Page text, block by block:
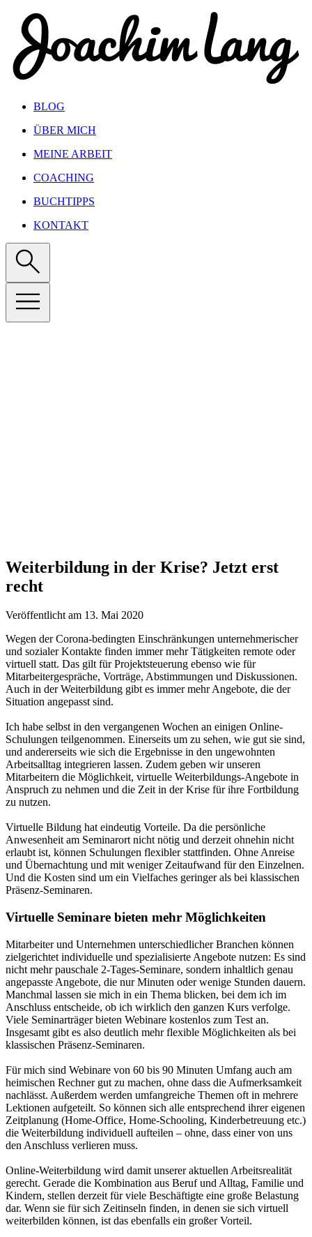
BLOG
ÜBER MICH
MEINE ARBEIT
COACHING
BUCHTIPPS
KONTAKT
Weiterbildung in der Krise? Jetzt erst
recht
Veröffentlicht am 13. Mai 2020
Wegen der Corona-bedingten Einschränkungen unternehmerischer
und sozialer Kontakte finden immer mehr Tätigkeiten remote oder
virtuell statt. Das gilt für Projektsteuerung ebenso wie für
Mitarbeitergespräche, Vorträge, Abstimmungen und Diskussionen.
Auch in der Weiterbildung gibt es immer mehr Angebote, die der
Situation angepasst sind.
Ich habe selbst in den vergangenen Wochen an einigen Online-
Schulungen teilgenommen. Einerseits um zu sehen, wie gut sie sind,
und andererseits wie sich die Ergebnisse in den ungewohnten
Arbeitsalltag integrieren lassen. Zudem geben wir unseren
Mitarbeitern die Möglichkeit, virtuelle Weiterbildungs-Angebote in
Anspruch zu nehmen und die Zeit in der Krise für ihre Fortbildung
zu nutzen.
Virtuelle Bildung hat eindeutig Vorteile. Da die persönliche
Anwesenheit am Seminarort nicht nötig und derzeit ohnehin nicht
erlaubt ist, können Schulungen flexibler stattfinden. Ohne Anreise
und Übernachtung und mit weniger Zeitaufwand für den Einzelnen.
Und die Kosten sind um ein Vielfaches geringer als bei klassischen
Präsenz-Seminaren.
Virtuelle Seminare bieten mehr Möglichkeiten
Mitarbeiter und Unternehmen unterschiedlicher Branchen können
zielgerichtet individuelle und spezialisierte Angebote nutzen: Es sind
nicht mehr pauschale 2-Tages-Seminare, sondern inhaltlich genau
angepasste Angebote, die nur Minuten oder wenige Stunden dauern.
Manchmal lassen sie mich in ein Thema blicken, bei dem ich im
Anschluss entscheide, ob ich wirklich den ganzen Kurs verfolge.
Viele Seminarträger bieten Webinare kostenlos zum Test an.
Insgesamt gibt es also deutlich mehr flexible Möglichkeiten als bei
klassischen Präsenz-Seminaren.
Für mich sind Webinare von 60 bis 90 Minuten Umfang auch am
heimischen Rechner gut zu machen, ohne dass die Aufmerksamkeit
nachlässt. Außerdem werden umfangreiche Themen oft in mehrere
Lektionen aufgeteilt. So können sich alle entsprechend ihrer eigenen
Zeitplanung (Home-Office, Home-Schooling, Kinderbetreuung etc.)
die Weiterbildung individuell aufteilen – ohne, dass einer von uns
den Anschluss verlieren muss.
Online-Weiterbildung wird damit unserer aktuellen Arbeitsrealität
gerecht. Gerade die Kombination aus Beruf und Alltag, Familie und
Kindern, stellen derzeit für viele Beschäftigte eine große Belastung
dar. Wenn sie für sich Zeitinseln finden, in denen sie sich virtuell
weiterbilden können, ist das ebenfalls ein großer Vorteil.